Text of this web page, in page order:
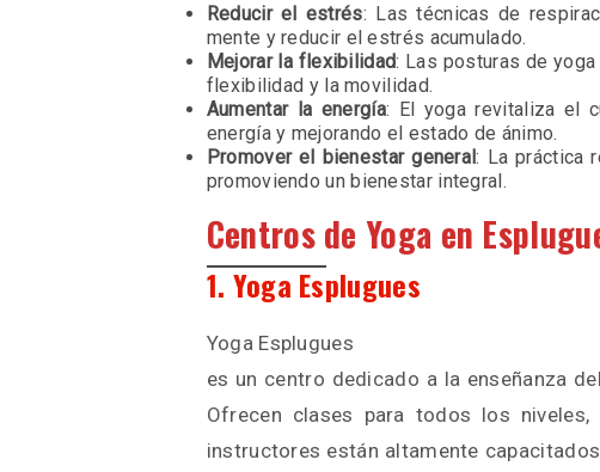
Reducir el estrés: Las técnicas de
mente y reducir el estrés acumulado.
Mejorar la flexibilidad: Las posturas de
flexibilidad y la movilidad.
Aumentar la energía: El yoga revitaliza el
energía y mejorando el estado de ánimo.
Promover el bienestar general: La práctica
promoviendo un bienestar integral.
Centros de Yoga en
1. Yoga Esplugues
Yoga Esplugues
es un centro dedicado a la enseñanza
Ofrecen clases para todos los niveles,
instructores están altamente